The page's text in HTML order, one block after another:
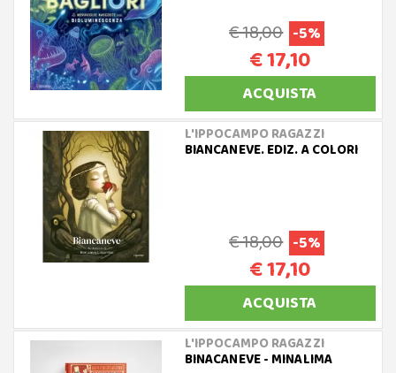
€ 18,00 -5%
€ 17,10
ACQUISTA
L'IPPOCAMPO RAGAZZI
BIANCANEVE. EDIZ. A COLORI
€ 18,00 -5%
€ 17,10
ACQUISTA
L'IPPOCAMPO RAGAZZI
BINACANEVE - MINALIMA